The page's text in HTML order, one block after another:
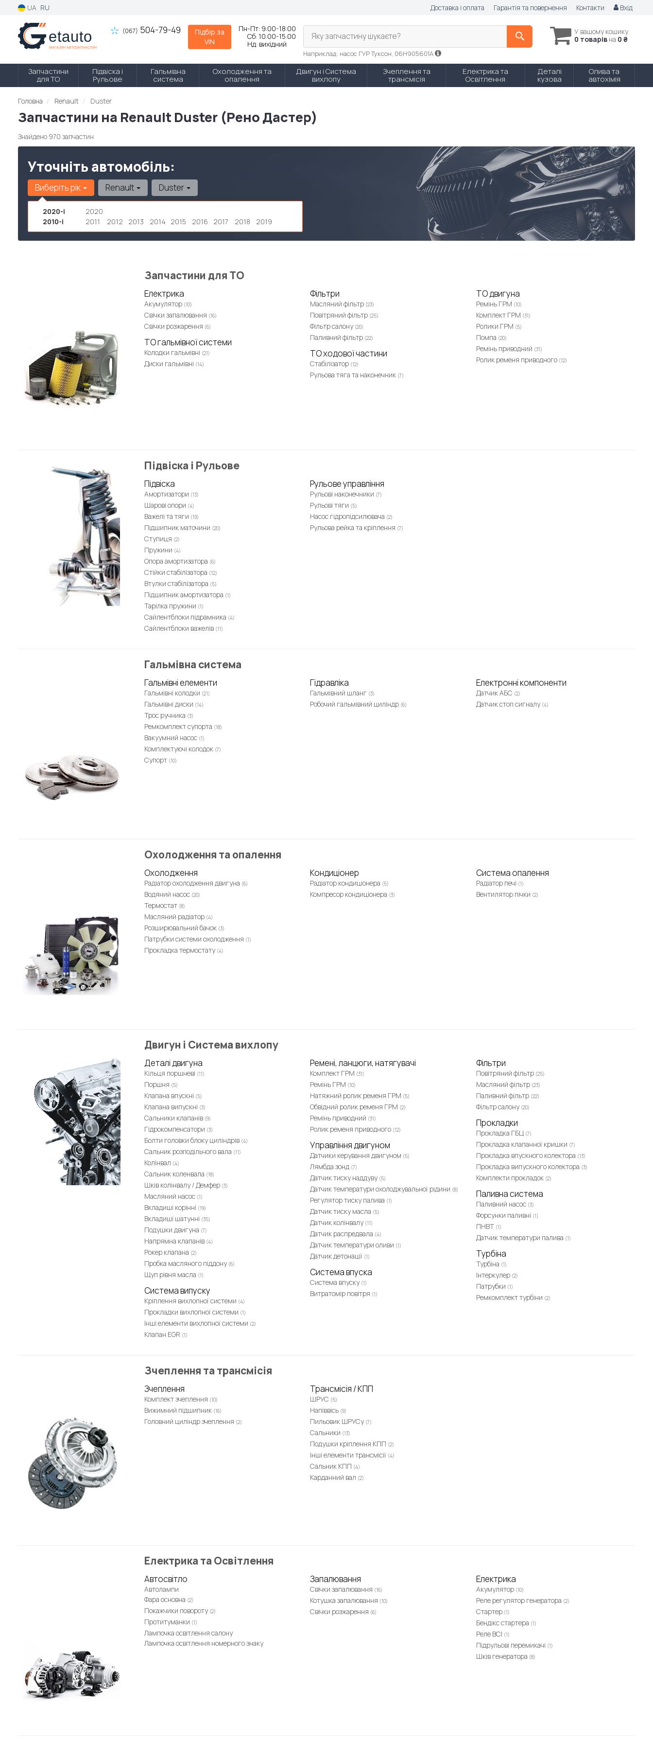
UA RU Доставка і оплата Гарантія та повернення Контакти Вхід
(067) 504-79-49
Підбір за
VIN
Пн-Пт: 9:00-18:00
Сб: 10:00-15:00
Нд: вихідний
У вашому кошику
0 товарів на 0 ₴
Яку запчастину шукаєте?
Наприклад: насос ГУР Туксон, 06H905601A
Запчастини
для ТО
Підвіска і
Рульове
Гальмівна
система
Охолодження та
опалення
Двигун і Система
вихлопу
Зчеплення та
трансмісія
Електрика та
Освітлення
Деталі
кузова
Олива та
автохімія
Головна Renault Duster
Запчастини на Renault Duster (Рено Дастер)
Знайдено 970 запчастин
Уточніть автомобіль:
Виберіть рік
2020-і
2020
2010-і
2011 2012 2013 2014 2015 2016 2017 2018 2019
Renault Duster
Запчастини для ТО
Електрика
Акумулятор (10)
Свічки запалювання (16)
Свічки розжарення (6)
Фільтри
Масляний фільтр (23)
Повітряний фільтр (25)
Фільтр салону (20)
Паливний фільтр (22)
ТО двигуна
Ремінь ГРМ (10)
Комплект ГРМ (31)
Ролики ГРМ (5)
Помпа (20)
Ремінь приводний (31)
Ролик ременя приводного (12)
ТО гальмівної системи
Колодки гальмівні (21)
Диски гальмівні (14)
ТО ходової частини
Стабілізатор (12)
Рульова тяга та наконечник (7)
Підвіска і Рульове
Підвіска
Амортизатори (13)
Шарові опори (4)
Важелі та тяги (19)
Підшипник маточини (20)
Ступиця (2)
Пружини (4)
Опора амортизатора (6)
Стійки стабілізатора (12)
Втулки стабілізатора (5)
Підшипник амортизатора (1)
Тарілка пружини (1)
Сайлентблоки підрамника (4)
Сайлентблоки важелів (11)
Рульове управління
Рульові наконечники (7)
Рульові тяги (5)
Насос гідропідсилювача (2)
Рульова рейка та кріплення (7)
Гальмівна система
Гальмівні елементи
Гальмівні колодки (21)
Гальмівні диски (14)
Трос ручника (3)
Ремкомплект супорта (18)
Вакуумний насос (1)
Комплектуючі колодок (7)
Супорт (10)
Гідравліка
Гальмівний шланг (3)
Робочий гальмівний циліндр (6)
Електронні компоненти
Датчик АБС (2)
Датчик стоп сигналу (4)
Охолодження та опалення
Охолодження
Радіатор охолодження двигуна (6)
Водяний насос (20)
Термостат (8)
Масляний радіатор (4)
Розширювальний бачок (3)
Патрубки системи охолодження (1)
Прокладка термостату (4)
Кондиціонер
Радіатор кондиціонера (5)
Компресор кондиціонера (3)
Система опалення
Радіатор печі (1)
Вентилятор пічки (2)
Двигун і Система вихлопу
Деталі двигуна
Кільця поршневі (11)
Поршня (5)
Клапана впускні (5)
Клапана випускні (3)
Сальники клапанів (9)
Гідрокомпенсатори (3)
Болти головки блоку циліндрів (4)
Сальник розподільчого вала (11)
Колінвал (4)
Сальник коленвала (18)
Шків колінвалу / Демфер (3)
Масляний насос (1)
Вкладиші корінні (19)
Вкладиші шатунні (35)
Подушки двигуна (7)
Напрямна клапанів (4)
Рокер клапана (2)
Пробка масляного піддону (6)
Щуп рівня масла (1)
Ремені, ланцюги, натягувачі
Комплект ГРМ (31)
Ремінь ГРМ (10)
Натяжний ролик ременя ГРМ (5)
Обвідний ролик ременя ГРМ (2)
Ремінь приводний (31)
Ролик ременя приводного (12)
Фільтри
Повітряний фільтр (25)
Масляний фільтр (23)
Паливний фільтр (22)
Фільтр салону (20)
Прокладки
Прокладка ГБЦ (7)
Прокладка клапанної кришки (7)
Прокладка впускного колектора (13)
Прокладка випускного колектора (3)
Комплекти прокладок (2)
Управління двигуном
Датчики керування двигуном (5)
Лямбда зонд (7)
Датчик тиску наддуву (5)
Датчик температури охолоджувальної рідини (8)
Регулятор тиску палива (1)
Датчик тиску масла (5)
Датчик колінвалу (11)
Датчик распредвала (4)
Датчик температури оливи (1)
Датчик детонації (1)
Паливна система
Паливний насос (3)
Форсунки паливні (1)
ПНВТ (1)
Датчик температури палива (1)
Турбіна
Турбіна (1)
Інтеркулер (2)
Патрубки (1)
Ремкомплект турбіни (2)
Система впуска
Система впуску (1)
Витратомір повітря (1)
Система випуску
Кріплення вихлопної системи (4)
Прокладки вихлопної системи (1)
Інші елементи вихлопної системи (2)
Клапан EGR (1)
Зчеплення та трансмісія
Зчеплення
Комплект зчеплення (10)
Вижимний підшипник (16)
Головний циліндр зчеплення (2)
Трансмісія / КПП
ШРУС (5)
Напіввісь (9)
Пильовик ШРУСу (7)
Сальники (13)
Подушки кріплення КПП (2)
Інші елементи трансмісії (4)
Сальник КПП (4)
Карданний вал (2)
Електрика та Освітлення
Автосвітло
Автолампи
Фара основна (2)
Покажчики повороту (2)
Протитуманки (1)
Лампочка освітлення салону
Лампочка освітлення номерного знаку
Запалювання
Свічки запалювання (16)
Котушка запалювання (10)
Свічки розжарення (6)
Електрика
Акумулятор (10)
Реле регулятор генератора (2)
Стартер (1)
Бендікс стартера (1)
Реле ВСІ (1)
Підрульові перемикачі (1)
Шків генератора (8)